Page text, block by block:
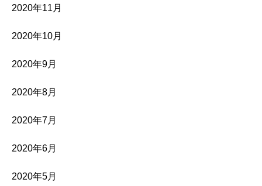
2020年11月
2020年10月
2020年9月
2020年8月
2020年7月
2020年6月
2020年5月